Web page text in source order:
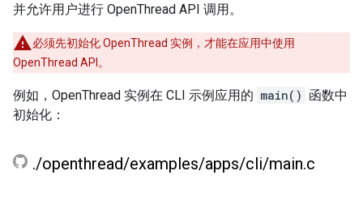
并允许用户进行 OpenThread API 调用。
必须先初始化 OpenThread 实例，才能在应用中使用
OpenThread API。
例如，OpenThread 实例在 CLI 示例应用的 main() 函数中
初始化：
./openthread/examples/apps/cli/main.c